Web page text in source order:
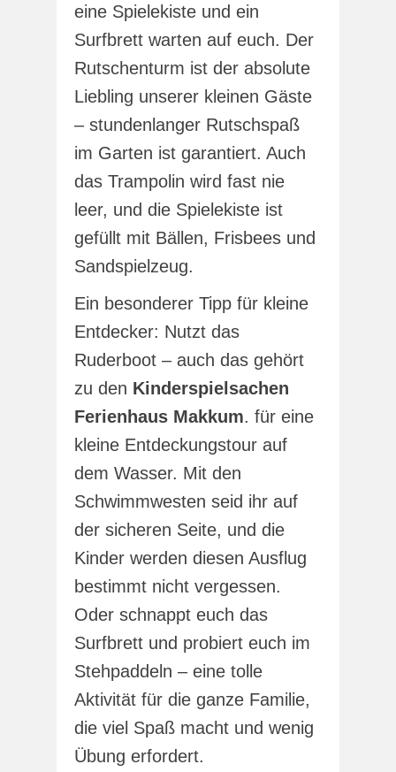
eine Spielekiste und ein
Surfbrett warten auf euch. Der
Rutschenturm ist der absolute
Liebling unserer kleinen Gäste
– stundenlanger Rutschspaß
im Garten ist garantiert. Auch
das Trampolin wird fast nie
leer, und die Spielekiste ist
gefüllt mit Bällen, Frisbees und
Sandspielzeug.
Ein besonderer Tipp für kleine
Entdecker: Nutzt das
Ruderboot – auch das gehört
zu den Kinderspielsachen
Ferienhaus Makkum. für eine
kleine Entdeckungstour auf
dem Wasser. Mit den
Schwimmwesten seid ihr auf
der sicheren Seite, und die
Kinder werden diesen Ausflug
bestimmt nicht vergessen.
Oder schnappt euch das
Surfbrett und probiert euch im
Stehpaddeln – eine tolle
Aktivität für die ganze Familie,
die viel Spaß macht und wenig
Übung erfordert.